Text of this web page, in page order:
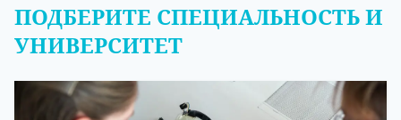
ПОДБЕРИТЕ СПЕЦИАЛЬНОСТЬ И
УНИВЕРСИТЕТ